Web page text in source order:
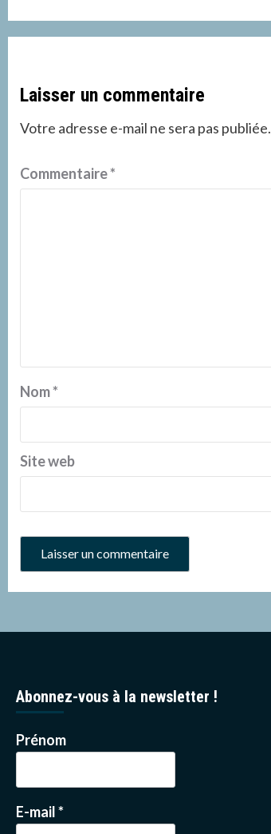
Laisser un commentaire
Votre adresse e-mail ne sera pas publiée.
Commentaire*
Nom*
Site web
Abonnez-vous à la newsletter !
Prénom
E-mail*